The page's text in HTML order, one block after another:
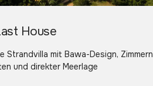
House
Strandvilla mit Bawa-Design, Zimmern
und direkter Meerlage